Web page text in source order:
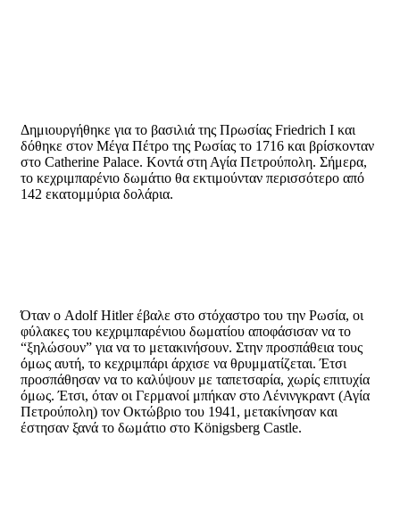
Δημιουργήθηκε για το βασιλιά της Πρωσίας Friedrich I και
δόθηκε στον Μέγα Πέτρο της Ρωσίας το 1716 και βρίσκονταν
στο Catherine Palace. Κοντά στη Αγία Πετρούπολη. Σήμερα,
το κεχριμπαρένιο δωμάτιο θα εκτιμούνταν περισσότερο από
142 εκατομμύρια δολάρια.
Όταν ο Adolf Hitler έβαλε στο στόχαστρο του την Ρωσία, οι
φύλακες του κεχριμπαρένιου δωματίου αποφάσισαν να το
“ξηλώσουν” για να το μετακινήσουν. Στην προσπάθεια τους
όμως αυτή, το κεχριμπάρι άρχισε να θρυμματίζεται. Έτσι
προσπάθησαν να το καλύψουν με ταπετσαρία, χωρίς επιτυχία
όμως. Έτσι, όταν οι Γερμανοί μπήκαν στο Λένινγκραντ (Αγία
Πετρούπολη) τον Οκτώβριο του 1941, μετακίνησαν και
έστησαν ξανά το δωμάτιο στο Königsberg Castle.